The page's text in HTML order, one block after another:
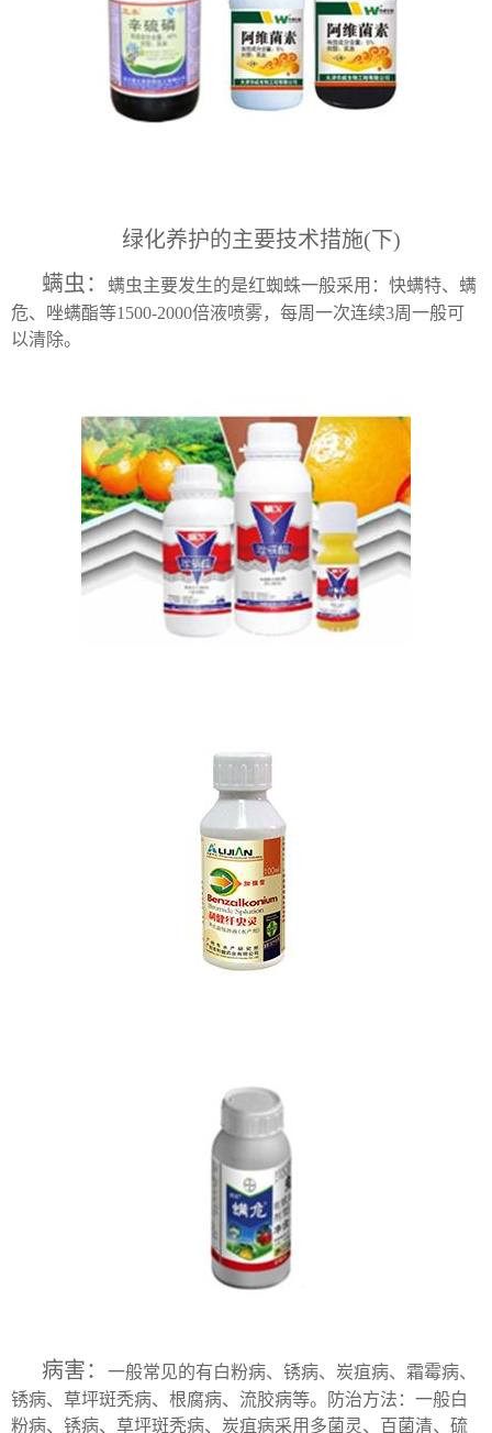
绿化养护的主要技术措施(下)
螨虫：
螨虫主要发生的是红蜘蛛一般采用：快螨特、螨
危、唑螨酯等1500-2000倍液喷雾，每周一次连续3周一般可
以清除。
病害：
一般常见的有白粉病、锈病、炭疽病、霜霉病、
锈病、草坪斑秃病、根腐病、流胶病等。防治方法：一般白
粉病、锈病、草坪斑秃病、炭疽病采用多菌灵、百菌清、硫